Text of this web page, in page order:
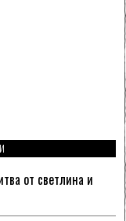
от светлина и